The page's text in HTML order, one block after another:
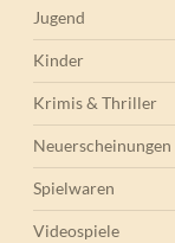
Jugend
Kinder
Krimis & Thriller
Neuerscheinungen
Spielwaren
Videospiele